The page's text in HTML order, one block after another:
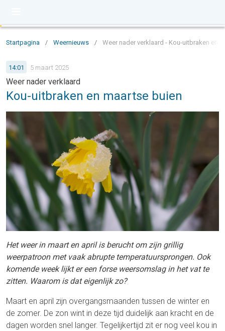
Startpagina / Weernieuws / Weer nader verklaard - Kou-uitbraken en
14:01 5 maart 2025
Weer nader verklaard
Kou-uitbraken en maartse buien
Het weer in maart en april is berucht om zijn grillig
weerpatroon met vaak abrupte temperatuursprongen. Ook
komende week lijkt er een forse weersomslag in het vat te
zitten. Waarom is dat eigenlijk zo?
Maart en april zijn overgangsmaanden tussen de winter en
de zomer. De zon wint in deze tijd duidelijk aan kracht en de
dagen worden snel langer. Tegelijkertijd zit er nog veel kou in